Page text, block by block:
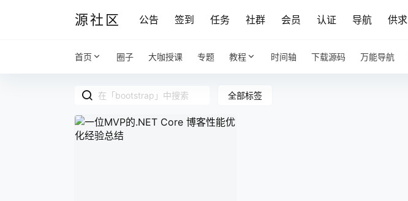
源社区 公告 签到 任务 社群 会员 认证 导航 供求
首页 圈子 大咖授课 专题 教程 时间轴 下载源码 万能导航
全部标签